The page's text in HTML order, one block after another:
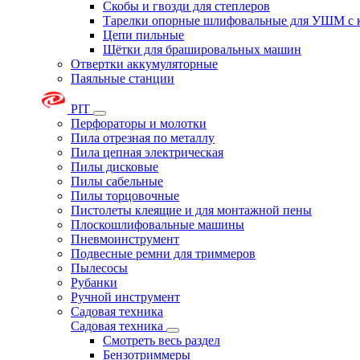
Скобы и гвозди для степлеров
Тарелки опорные шлифовальные для УШМ с
Цепи пильные
Щётки для брашировальных машин
Отвертки аккумуляторные
Паяльные станции
PIT
Перфораторы и молотки
Пила отрезная по металлу
Пила цепная электрическая
Пилы дисковые
Пилы сабельные
Пилы торцовочные
Пистолеты клеящие и для монтажной пены
Плоскошлифовальные машины
Пневмоинструмент
Подвесные ремни для триммеров
Пылесосы
Рубанки
Ручной инструмент
Садовая техника
Садовая техника
Смотреть весь раздел
Бензотриммеры